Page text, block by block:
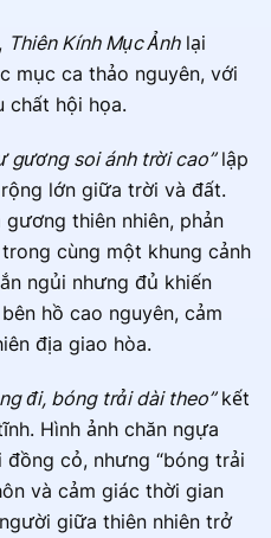
Thiên Kính Mục Ảnhlại
mục ca thảo nguyên, với
chất hội họa.
gương soi ánh trời cao”lập
lớn giữa trời và đất.
thiên nhiên, phản
cùng một khung cảnh
ngủi nhưng đủ khiến
hồ cao nguyên, cảm
địa giao hòa.
đi, bóng trải dài theo”kết
Hình ảnh chăn ngựa
cỏ, nhưng “bóng trải
và cảm giác thời gian
giữa thiên nhiên trở